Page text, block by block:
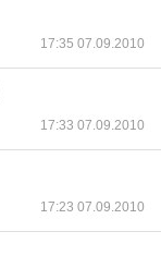
17:35 07.09.2010
17:33 07.09.2010
17:23 07.09.2010